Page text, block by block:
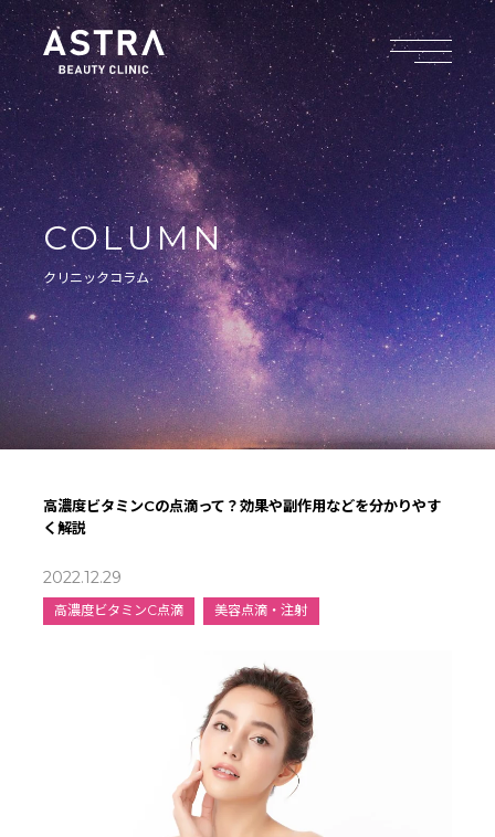
COLUMN
クリニックコラム
高濃度ビタミンCの点滴って？効果や副作用などを分かりやす
く解説
2022.12.29
高濃度ビタミンC点滴 美容点滴・注射